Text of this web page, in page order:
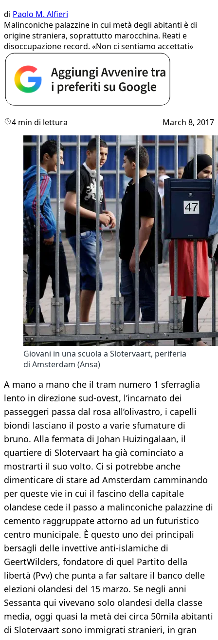
di Paolo M. Alfieri
Malinconiche palazzine in cui metà degli abitanti è di
origine straniera, soprattutto marocchina. Reati e
disoccupazione record. «Non ci sentiamo accettati»
4 min di lettura March 8, 2017
Giovani in una scuola a Slotervaart, periferia
di Amsterdam (Ansa)
A mano a mano che il tram numero 1 sferraglia
lento in direzione sud-ovest, l’incarnato dei
passeggeri passa dal rosa all’olivastro, i capelli
biondi lasciano il posto a varie sfumature di
bruno. Alla fermata di Johan Huizingalaan, il
quartiere di Slotervaart ha già cominciato a
mostrarti il suo volto. Ci si potrebbe anche
dimenticare di stare ad Amsterdam camminando
per queste vie in cui il fascino della capitale
olandese cede il passo a malinconiche palazzine di
cemento raggruppate attorno ad un futuristico
centro municipale. È questo uno dei principali
bersagli delle invettive anti-islamiche di
GeertWilders, fondatore di quel Partito della
libertà (Pvv) che punta a far saltare il banco delle
elezioni olandesi del 15 marzo. Se negli anni
Sessanta qui vivevano solo olandesi della classe
media, oggi quasi la metà dei circa 50mila abitanti
di Slotervaart sono immigrati stranieri, in gran